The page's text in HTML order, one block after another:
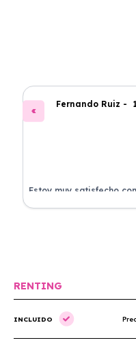
Fernando Ruiz -
Estoy muy satisfecho
Renting. El coche está
RENTING
INCLUIDO